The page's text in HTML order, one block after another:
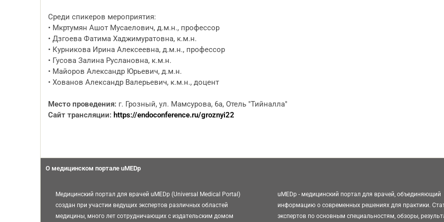
Среди спикеров мероприятия:
• Мкртумян Ашот Мусаелович, д.м.н., профессор
• Дзгоева Фатима Хаджимуратовна, к.м.н.
• Курникова Ирина Алексеевна, д.м.н., профессор
• Гусова Залина Руслановна, к.м.н.
• Майоров Александр Юрьевич, д.м.н.
• Хованов Александр Валерьевич, к.м.н., доцент
Место проведения: г. Грозный, ул. Мамсурова, 6а, Отель "Тийналла"
Сайт трансляции: https://endoconference.ru/groznyi22
О медицинском портале uMEDp
Медицинский портал для врачей uMEDp (Universal Medical Portal)
создан при участии ведущих экспертов различных областей
медицины, много лет сотрудничающих с издательским домом
uMEDp - медицинский портал для врачей, объединяющий
информацию о современных решениях для практики.
экспертов по основным специальностям, обзоры,